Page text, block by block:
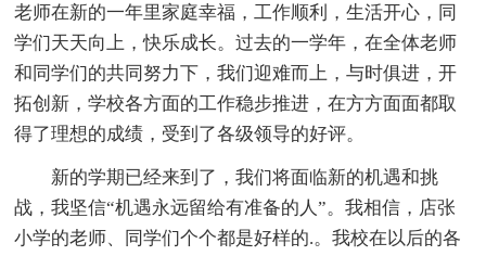
老师在新的一年里家庭幸福，工作顺利，生活开心，同
学们天天向上，快乐成长。过去的一学年，在全体老师
和同学们的共同努力下，我们迎难而上，与时俱进，开
拓创新，学校各方面的工作稳步推进，在方方面面都取
得了理想的成绩，受到了各级领导的好评。
新的学期已经来到了，我们将面临新的机遇和挑
战，我坚信“机遇永远留给有准备的人”。我相信，店张
小学的老师、同学们个个都是好样的.。我校在以后的各